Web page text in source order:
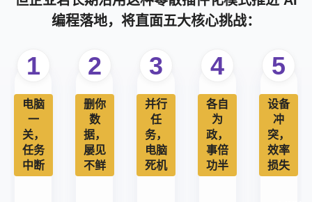
编程落地，将直面五大核心挑战：
1
电脑
一
关，
任务
中断
2
删你
数
据，
屡见
不鲜
3
并行
任
务，
电脑
死机
4
各自
为
政，
事倍
功半
5
设备
冲
突，
效率
损失